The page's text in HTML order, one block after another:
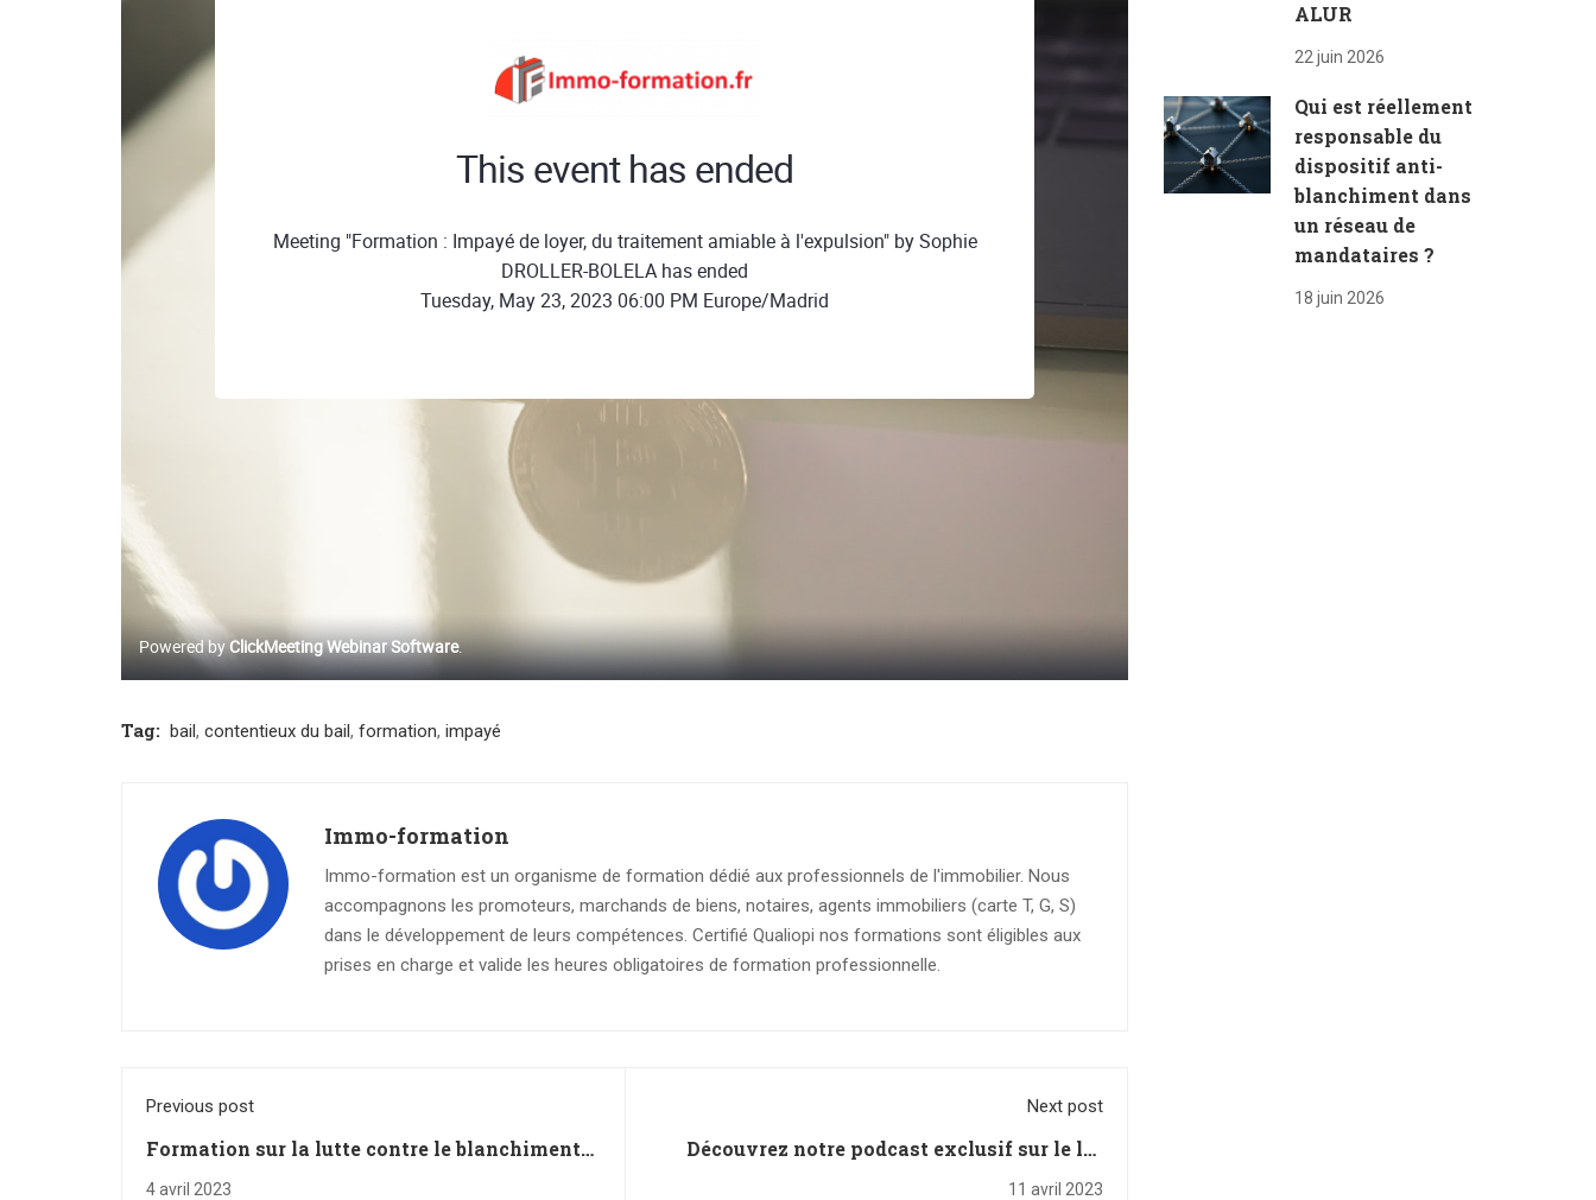
Tag: bail, contentieux du bail, formation, impayé
Immo-formation
Immo-formation est un organisme de formation dédié aux professionnels de l'immobilier. Nous
accompagnons les promoteurs, marchands de biens, notaires, agents immobiliers (carte T, G, S)
dans le développement de leurs compétences. Certifié Qualiopi nos formations sont éligibles aux
prises en charge et valide les heures obligatoires de formation professionnelle.
Previous post
Formation sur la lutte contre le blanchiment
de capitaux pour les professionnels de
4 avril 2023
Next post
Découvrez notre podcast exclusif sur le lot
transitoire en copropriété !
11 avril 2023
ALUR
22 juin 2026
Qui est réellement
responsable du
dispositif anti-
blanchiment dans
un réseau de
mandataires ?
18 juin 2026